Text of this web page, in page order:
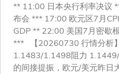
** 11:00 日本央行利率决议
布会 *** 17:00 欧元区7月
GDP ** 22:00 美国7月密歇
*** 【20260730 行情分析
1.1483/1.1498阻力
的间接提振，欧元/美元昨日